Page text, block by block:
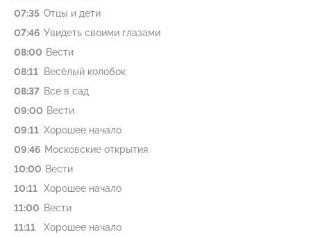
07:35 Отцы и дети
07:46 Увидеть своими глазами
08:00 Вести
08:11
Весёлый колобок
08:37 Все в сад
09:00 Вести
09:11 Хорошее начало
09:46 Московские открытия
10:00 Вести
10:11 Хорошее начало
11:00 Вести
11:11
Хорошее начало